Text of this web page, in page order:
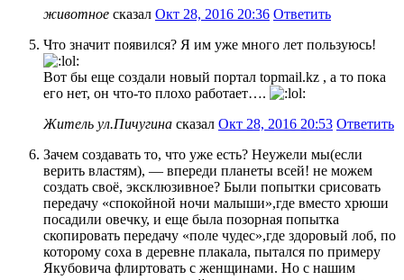
животное сказал Окт 28, 2016 20:36 Ответить
Что значит появился? Я им уже много лет пользуюсь!
Вот бы еще создали новый портал topmail.kz , а то пока
его нет, он что-то плохо работает….
Житель ул.Пичугина сказал Окт 28, 2016 20:53 Ответить
Зачем создавать то, что уже есть? Неужели мы(если
верить властям), — впереди планеты всей! не можем
создать своё, эксклюзивное? Были попытки срисовать
передачу «спокойной ночи малыши»,где вместо хрюши
посадили овечку, и еще была позорная попытка
скопировать передачу «поле чудес»,где здоровый лоб, по
которому соха в деревне плакала, пытался по примеру
Якубовича флиртовать с женщинами. Но с нашим